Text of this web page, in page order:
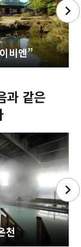
비엔”
과 같은
천